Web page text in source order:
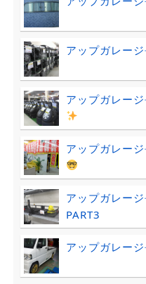
アップガレー
アップガレー
アップガレー
アップガレー
PART3
アップガレー